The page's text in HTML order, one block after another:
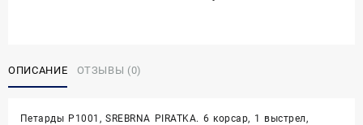
ОПИСАНИЕ ОТЗЫВЫ (0)
Петарды P1001, SREBRNA PIRATKA. 6 корсар, 1 выстрел,